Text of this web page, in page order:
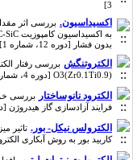
اکسیداسیون.
بدون فشار [دوره 12، شماره 1]
الکتروتنگش
الکترود نانو ساختار بررسی خواص
فرایند آزادسازی گاز هیدروژن [دوره 11،
الکترولس نیکل- بور. تاثیر
کاربید بور به روش آبکاری الکترولس